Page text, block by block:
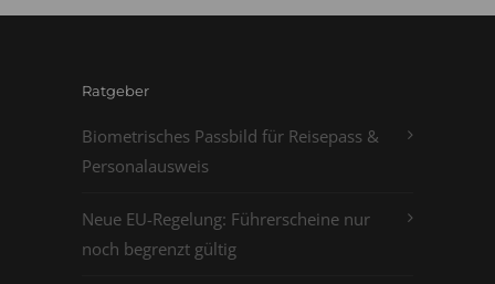
Ratgeber
Biometrisches Passbild für Reisepass &
Personalausweis
Neue EU-Regelung: Führerscheine nur
noch begrenzt gültig